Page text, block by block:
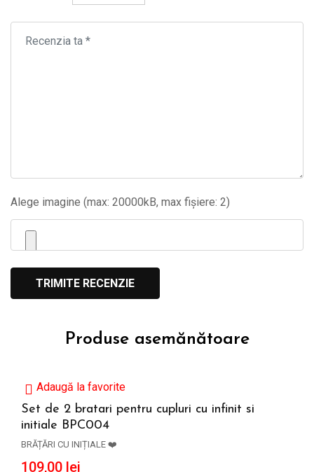
Alege imagine (max: 20000kB, max fișiere: 2)
Produse asemănătoare
Adaugă la favorite
Set de 2 bratari pentru cupluri cu infinit si
initiale BPC004
BRĂȚĂRI CU INIȚIALE ❤️
109,00 lei